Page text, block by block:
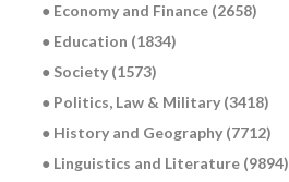
● Economy and Finance (2658)
● Education (1834)
● Society (1573)
● Politics, Law & Military (3418)
● History and Geography (7712)
● Linguistics and Literature (9894)